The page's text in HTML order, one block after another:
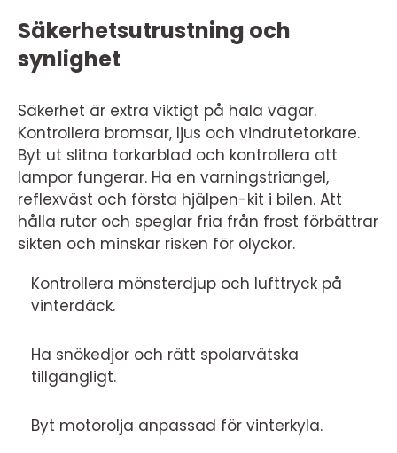
Säkerhetsutrustning och
synlighet
Säkerhet är extra viktigt på hala vägar.
Kontrollera bromsar, ljus och vindrutetorkare.
Byt ut slitna torkarblad och kontrollera att
lampor fungerar. Ha en varningstriangel,
reflexväst och första hjälpen-kit i bilen. Att
hålla rutor och speglar fria från frost förbättrar
sikten och minskar risken för olyckor.
Kontrollera mönsterdjup och lufttryck på
vinterdäck.
Ha snökedjor och rätt spolarvätska
tillgängligt.
Byt motorolja anpassad för vinterkyla.